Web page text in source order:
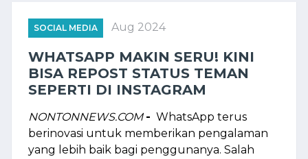
SOCIAL MEDIA Aug 2024
WHATSAPP MAKIN SERU! KINI
BISA REPOST STATUS TEMAN
SEPERTI DI INSTAGRAM
NONTONNEWS.COM - WhatsApp terus
berinovasi untuk memberikan pengalaman
yang lebih baik bagi penggunanya. Salah